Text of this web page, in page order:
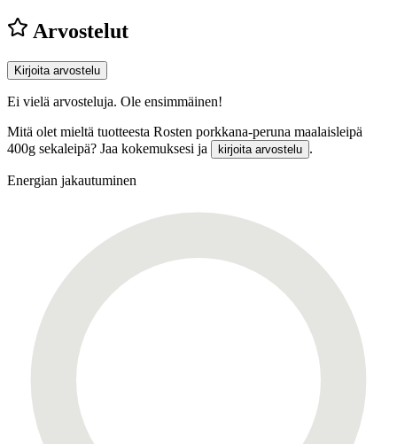
Arvostelut
Kirjoita arvostelu
Ei vielä arvosteluja. Ole ensimmäinen!
Mitä olet mieltä tuotteesta Rosten porkkana-peruna maalaisleipä
400g sekaleipä? Jaa kokemuksesi ja
kirjoita arvostelu .
Energian jakautuminen